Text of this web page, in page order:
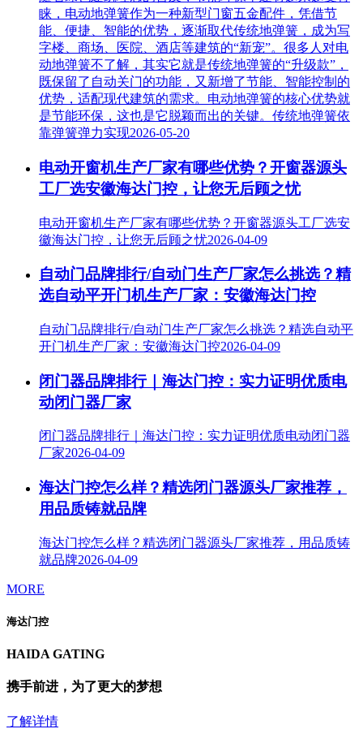
睐，电动地弹簧作为一种新型门窗五金配件，凭借节
能、便捷、智能的优势，逐渐取代传统地弹簧，成为写
字楼、商场、医院、酒店等建筑的“新宠”。很多人对电
动地弹簧不了解，其实它就是传统地弹簧的“升级款”，
既保留了自动关门的功能，又新增了节能、智能控制的
优势，适配现代建筑的需求。电动地弹簧的核心优势就
是节能环保，这也是它脱颖而出的关键。传统地弹簧依
靠弹簧弹力实现2026-05-20
电动开窗机生产厂家有哪些优势？开窗器源头
工厂选安徽海达门控，让您无后顾之忧
电动开窗机生产厂家有哪些优势？开窗器源头工厂选安
徽海达门控，让您无后顾之忧2026-04-09
自动门品牌排行/自动门生产厂家怎么挑选？精
选自动平开门机生产厂家：安徽海达门控
自动门品牌排行/自动门生产厂家怎么挑选？精选自动平
开门机生产厂家：安徽海达门控2026-04-09
闭门器品牌排行｜海达门控：实力证明优质电
动闭门器厂家
闭门器品牌排行｜海达门控：实力证明优质电动闭门器
厂家2026-04-09
海达门控怎么样？精选闭门器源头厂家推荐，
用品质铸就品牌
海达门控怎么样？精选闭门器源头厂家推荐，用品质铸
就品牌2026-04-09
MORE
海达门控
HAIDA GATING
携手前进，为了更大的梦想
了解详情